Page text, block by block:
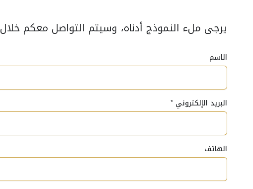
يرجى ملء النموذج أدناه، وسيتم التواصل معكم خلال 3 أيام عمل بحد أقصى.
الاسم
البريد الإلكتروني *
الهاتف